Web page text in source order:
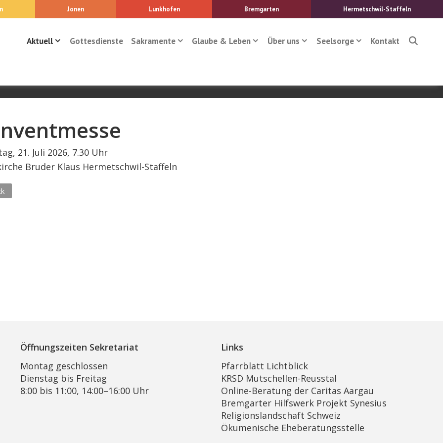
Jonen Lunkhofen Bremgarten Hermetschwil-Staffeln
Aktuell Gottesdienste Sakramente Glaube & Leben Über uns Seelsorge Kontakt
21. Juli 2026, 7.30 Uhr
Bruder Klaus Hermetschwil-Staffeln
Öffnungszeiten Sekretariat
Montag geschlossen
Dienstag bis Freitag
8:00 bis 11:00, 14:00–16:00 Uhr
Links
Pfarrblatt Lichtblick
KRSD Mutschellen-Reusstal
Online-Beratung der Caritas Aargau
Bremgarter Hilfswerk Projekt Synesius
Religionslandschaft Schweiz
Ökumenische Eheberatungsstelle